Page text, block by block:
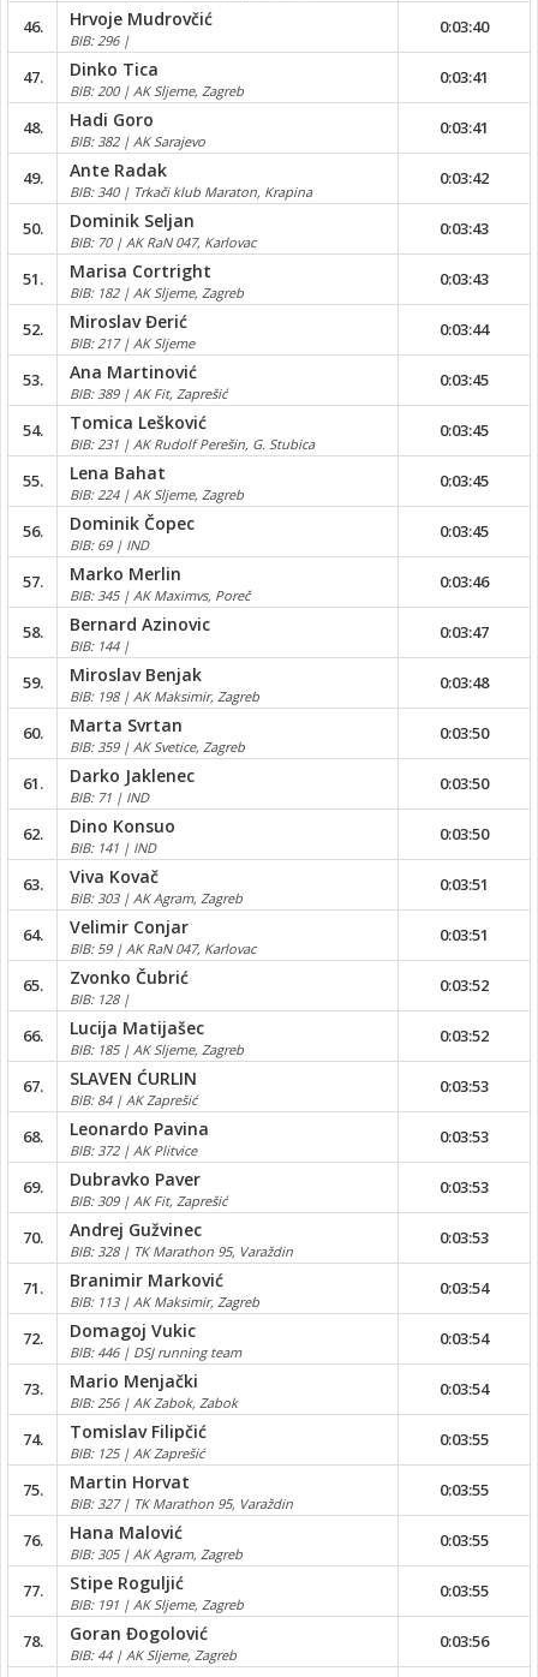
46. Hrvoje Mudrovčić
BIB: 296 |
0:03:40
47. Dinko Tica
BIB: 200 | AK Sljeme, Zagreb
0:03:41
48. Hadi Goro
BIB: 382 | AK Sarajevo
0:03:41
49. Ante Radak
BIB: 340 | Trkači klub Maraton, Krapina
0:03:42
50. Dominik Seljan
BIB: 70 | AK RaN 047, Karlovac
0:03:43
51. Marisa Cortright
BIB: 182 | AK Sljeme, Zagreb
0:03:43
52. Miroslav Đerić
BIB: 217 | AK Sljeme
0:03:44
53. Ana Martinović
BIB: 389 | AK Fit, Zaprešić
0:03:45
54. Tomica Lešković
BIB: 231 | AK Rudolf Perešin, G. Stubica
0:03:45
55. Lena Bahat
BIB: 224 | AK Sljeme, Zagreb
0:03:45
56. Dominik Čopec
BIB: 69 | IND
0:03:45
57. Marko Merlin
BIB: 345 | AK Maximvs, Poreč
0:03:46
58. Bernard Azinovic
BIB: 144 |
0:03:47
59. Miroslav Benjak
BIB: 198 | AK Maksimir, Zagreb
0:03:48
60. Marta Svrtan
BIB: 359 | AK Svetice, Zagreb
0:03:50
61. Darko Jaklenec
BIB: 71 | IND
0:03:50
62. Dino Konsuo
BIB: 141 | IND
0:03:50
63. Viva Kovač
BIB: 303 | AK Agram, Zagreb
0:03:51
64. Velimir Conjar
BIB: 59 | AK RaN 047, Karlovac
0:03:51
65. Zvonko Čubrić
BIB: 128 |
0:03:52
66. Lucija Matijašec
BIB: 185 | AK Sljeme, Zagreb
0:03:52
67. SLAVEN ĆURLIN
BIB: 84 | AK Zaprešić
0:03:53
68. Leonardo Pavina
BIB: 372 | AK Plitvice
0:03:53
69. Dubravko Paver
BIB: 309 | AK Fit, Zaprešić
0:03:53
70. Andrej Gužvinec
BIB: 328 | TK Marathon 95, Varaždin
0:03:53
71. Branimir Marković
BIB: 113 | AK Maksimir, Zagreb
0:03:54
72. Domagoj Vukic
BIB: 446 | DSJ running team
0:03:54
73. Mario Menjački
BIB: 256 | AK Zabok, Zabok
0:03:54
74. Tomislav Filipčić
BIB: 125 | AK Zaprešić
0:03:55
75. Martin Horvat
BIB: 327 | TK Marathon 95, Varaždin
0:03:55
76. Hana Malović
BIB: 305 | AK Agram, Zagreb
0:03:55
77. Stipe Roguljić
BIB: 191 | AK Sljeme, Zagreb
0:03:55
78. Goran Đogolović
BIB: 44 | AK Sljeme, Zagreb
0:03:56